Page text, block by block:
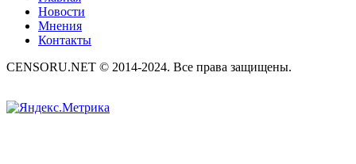
Новости
Мнения
Контакты
CENSORU.NET © 2014-2024. Все права защищены.